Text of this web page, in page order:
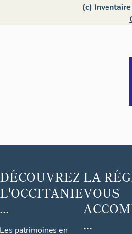
(c)
DÉCOUVREZ
L'OCCITANIE
...
Les patrimoines en
LA
VOUS
...